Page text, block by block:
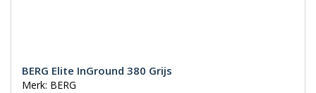
BERG Elite InGround 380 Grijs
Merk: BERG